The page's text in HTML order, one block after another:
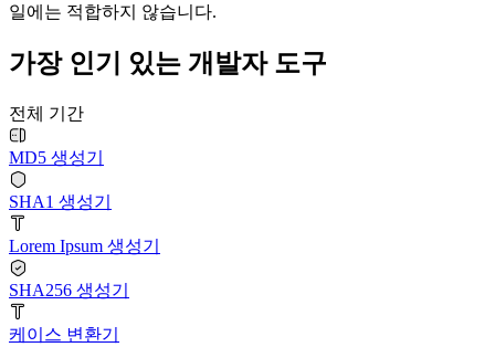
일에는 적합하지 않습니다.
가장 인기 있는 개발자 도구
전체 기간
MD5 생성기
SHA1 생성기
Lorem Ipsum 생성기
SHA256 생성기
케이스 변환기